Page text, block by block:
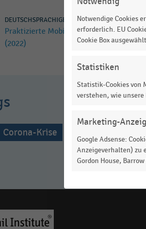
DEUTSCHSPRACHIGER EINZELHANDEL|
Praktizierte Mobilitätskonzepte der
(2022)
Corona-Krise
Notwendige Cookies
erforderlich. EU
Cookie Box
Statistiken
Statistik-Cookies von
verstehen, wie
Marketing-
Google Adsense:
Anzeigeverhalten) zu
Gordon House,